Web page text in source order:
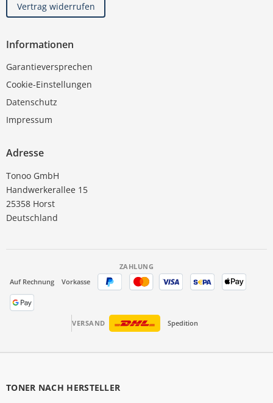
Vertrag widerrufen
Informationen
Garantieversprechen
Cookie-Einstellungen
Datenschutz
Impressum
Adresse
Tonoo GmbH
Handwerkerallee 15
25358 Horst
Deutschland
ZAHLUNG
Auf Rechnung
Vorkasse
VERSAND Spedition
TONER NACH HERSTELLER